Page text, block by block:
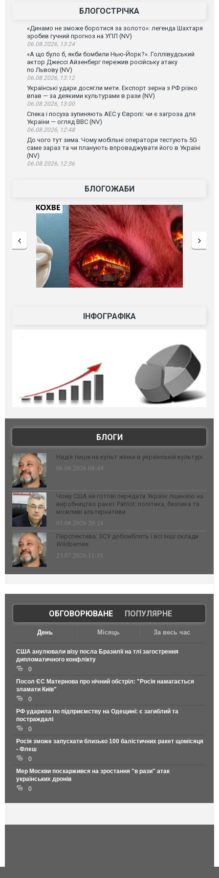
БЛОГОСТРІЧКА
«Динамо не зможе боротися за золото»: легенда Шахтаря
зробив гучний прогноз на УПЛ (NV)
06.08.2026, 13:24
«А що було б, якби бомбили Нью-Йорк?». Голлівудський
актор Джессі Айзенберг пережив російську атаку
по Львову (NV)
06.08.2026, 13:12
Українські удари досягли мети. Експорт зерна з РФ різко
впав — за деякими культурами в рази (NV)
06.08.2026, 13:00
Спека і посуха зупиняють АЕС у Європі: чи є загроза для
України — огляд ВВС (NV)
06.08.2026, 12:48
До чого тут зима. Чому мобільні оператори тестують 5G
саме зараз та чи планують впроваджувати його в Україні
(NV)
06.08.2026, 12:36
БЛОГОЖАБИ
ІНФОГРАФІКА
БЛОГИ
Надія лише на культ жінки в українській культурі
06.08.2026 08:49
Чому США не готові передати Україні ліцензію на
виробництво ракет Patriot: політика, безпека та
можливі альтернативи
03.08.2026 20:24
Перспектива: ЗСУ добомблять і всі інші склади
Wildberries
23.07.2026 11:31
ОБГОВОРЮВАНЕ| ПОПУЛЯРНЕ
День Місяць За весь час
США анулювали візу посла Бразилії на тлі загострення
дипломатичного конфлікту
0
Посол ЄС Матернова про нічний обстріл: "Росія намагається
зламати Київ"
0
РФ ударила по підприємству на Одещині: є загиблий та
постраждалі
0
Росія зможе запускати близько 100 балістичних ракет щомісяця
- Флеш
0
Мер Москви поскаржився на зростання "в рази" атак
українських дронів
0